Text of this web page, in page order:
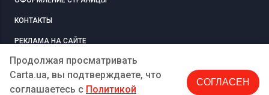
Продолжая просматривать
Carta.ua, вы подтверждаете, что
соглашаетесь c Политикой
СОГЛАСЕН
КОНТАКТЫ
РЕКЛАМА НА САЙТЕ
РЕГИСТРАЦИЯ КОМПАНИЮ